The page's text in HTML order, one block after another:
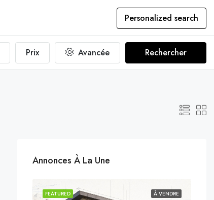
Personalized search
Prix Avancée Rechercher
Annonces À La Une
À VENDRE
FEATURED